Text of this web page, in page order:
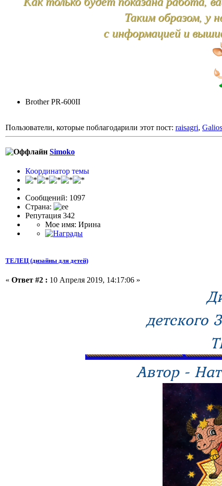
Таким образом, у
с информацией и
Brother PR-600II
Пользователи, которые поблагодарили этот пост: raisagri, Galios
Simoko
Координатор темы
Сообщений: 1097
Страна:
Репутация 342
Мое имя: Ирина
ТЕЛЕЦ (дизайны для детей)
« Ответ #2 : 10 Апреля 2019, 14:17:06 »
детского
Автор -